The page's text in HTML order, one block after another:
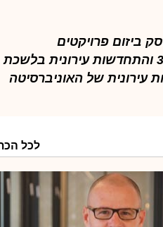
ביזום פרויקטים
להתחדשות עירונית. אוכמן משמש כיו"ר איגוד חברות תמ"א 38 והתחדשות עירונית בלשכת
תוכנית ללימודי תמ"א 38 והתחדשות עירונית של האוניברסיטה
לכל